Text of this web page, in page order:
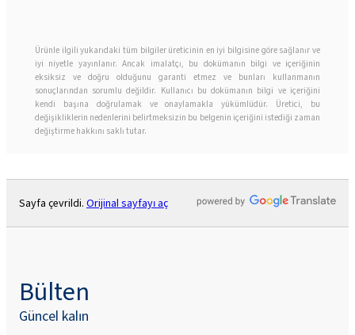
Ürünle ilgili yukarıdaki tüm bilgiler üreticinin en iyi bilgisine göre sağlanır ve
iyi niyetle yayınlanır. Ancak imalatçı, bu dokümanın bilgi ve içeriğinin
eksiksiz ve doğru olduğunu garanti etmez ve bunları kullanmanın
sonuçlarından sorumlu değildir. Kullanıcı bu dokümanın bilgi ve içeriğini
kendi başına doğrulamak ve onaylamakla yükümlüdür. Üretici, bu
değişikliklerin nedenlerini belirtmeksizin bu belgenin içeriğini istediği zaman
değiştirme hakkını saklı tutar.
Sayfa çevrildi. Orijinal sayfayı aç
Bülten
Güncel kalın